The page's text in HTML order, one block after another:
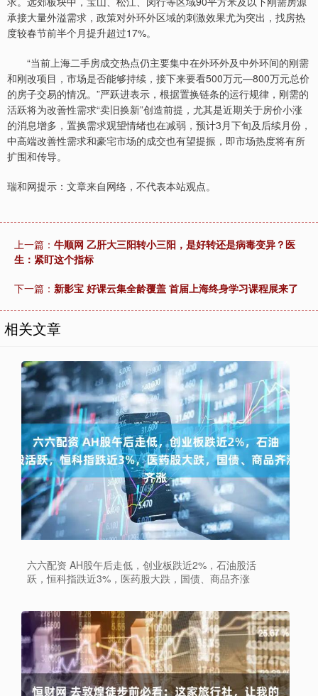
承接大量外溢需求，政策对外环外区域的刺激效果尤为突出，找房热
度较春节前半个月提升超过17%。
“当前上海二手房成交热点仍主要集中在外环外及中外环间的刚需
和刚改项目，市场是否能够持续，接下来要看500万元—800万元总价
的房子交易的情况。”严跃进表示，根据置换链条的运行规律，刚需的
活跃将为改善性需求“卖旧换新”创造前提，尤其是近期关于房价小涨
的消息增多，置换需求观望情绪也在减弱，预计3月下旬及后续月份，
中高端改善性需求和豪宅市场的成交也有望提振，即市场热度将有所
扩围和传导。
瑞和网提示：文章来自网络，不代表本站观点。
上一篇： 牛顺网 乙肝大三阳转小三阳，是好转还是病毒变异？医
生：紧盯这个指标
下一篇： 新影宝 好课云集全龄覆盖 首届上海终身学习课程展来了
相关文章
六六配资 AH股午后走低，创业板跌近2%，石油股活
跃，恒科指跌近3%，医药股大跌，国债、商品齐涨